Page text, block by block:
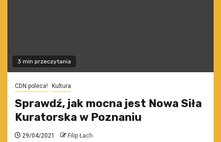
3 min przeczytania
CDN poleca! Kultura
Sprawdź, jak mocna jest Nowa Siła
Kuratorska w Poznaniu
29/04/2021 Filip Łach